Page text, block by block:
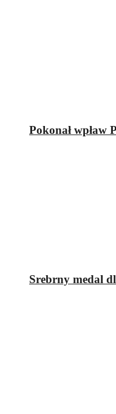
Pokonał wpław
Srebrny medal